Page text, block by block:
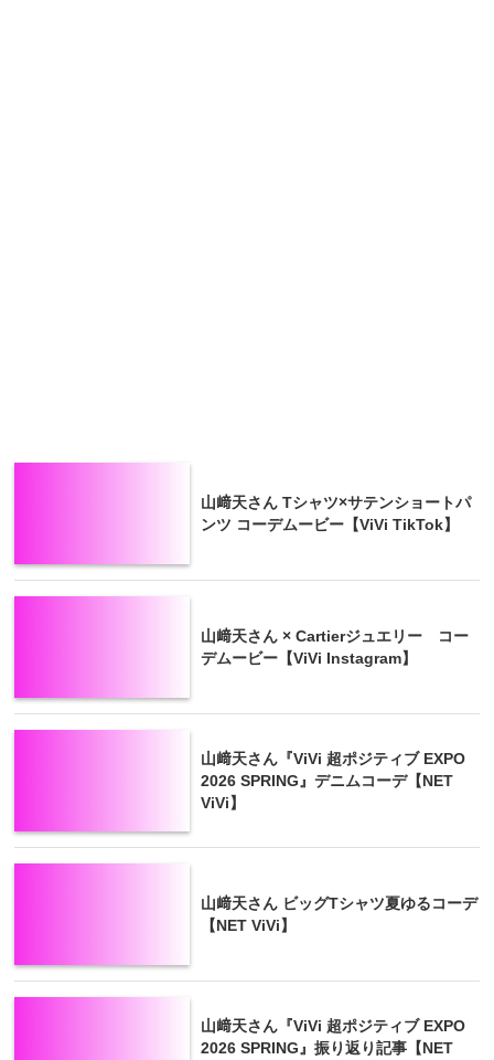
山﨑天さん Tシャツ×サテンショートパ
ンツ コーデムービー【ViVi TikTok】
山﨑天さん × Cartierジュエリー コー
デムービー【ViVi Instagram】
山﨑天さん『ViVi 超ポジティブ EXPO
2026 SPRING』デニムコーデ【NET
ViVi】
山﨑天さん ビッグTシャツ夏ゆるコーデ
【NET ViVi】
山﨑天さん『ViVi 超ポジティブ EXPO
2026 SPRING』振り返り記事【NET